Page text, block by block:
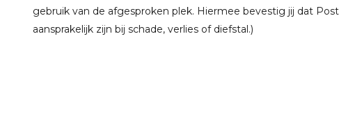
gebruik van de afgesproken plek. Hiermee bevestig jij dat
aansprakelijk zijn bij schade, verlies of diefstal.)